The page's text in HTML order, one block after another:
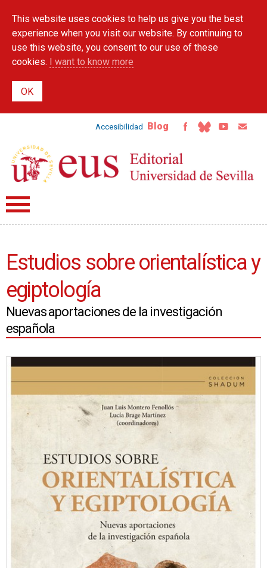
main
content
This website uses cookies to help us give you the best
experience when you visit our website. By continuing to
use this website, you consent to our use of these
cookies. I want to know more
Accesibilidad Blog
Estudios sobre orientalística y
egiptología
Nuevas aportaciones de la investigación
española